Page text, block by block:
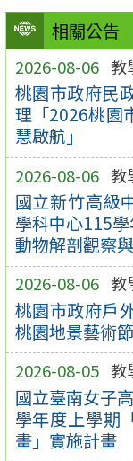
相關公告
2026-08-06 教
桃園市政府民
理「2026桃園
慧啟航」
2026-08-06 教
國立新竹高級
學科中心115
動物解剖觀察
2026-08-06 教
桃園市政府戶
桃園地景藝術
2026-08-05 教
國立臺南女子
學年度上學期
畫」實施計畫